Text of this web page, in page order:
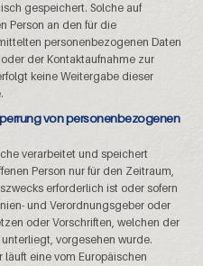
gespeichert. Solche auf
Person an den für die
personenbezogenen Daten
der Kontaktaufnahme zur
keine Weitergabe dieser
von personenbezogenen
verarbeitet und speichert
Person nur für den Zeitraum,
erforderlich ist oder sofern
und Verordnungsgeber oder
oder Vorschriften, welchen der
vorgesehen wurde.
eine vom Europäischen